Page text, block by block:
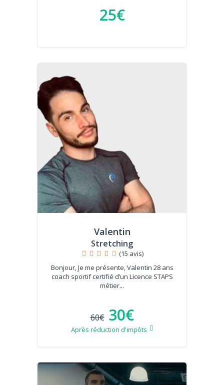
25€
Valentin
Stretching
(15 avis)
Bonjour, Je me présente, Valentin 28 ans
coach sportif certifié d’un Licence STAPS
métier...
60€ 30€
Après réduction d'impôts